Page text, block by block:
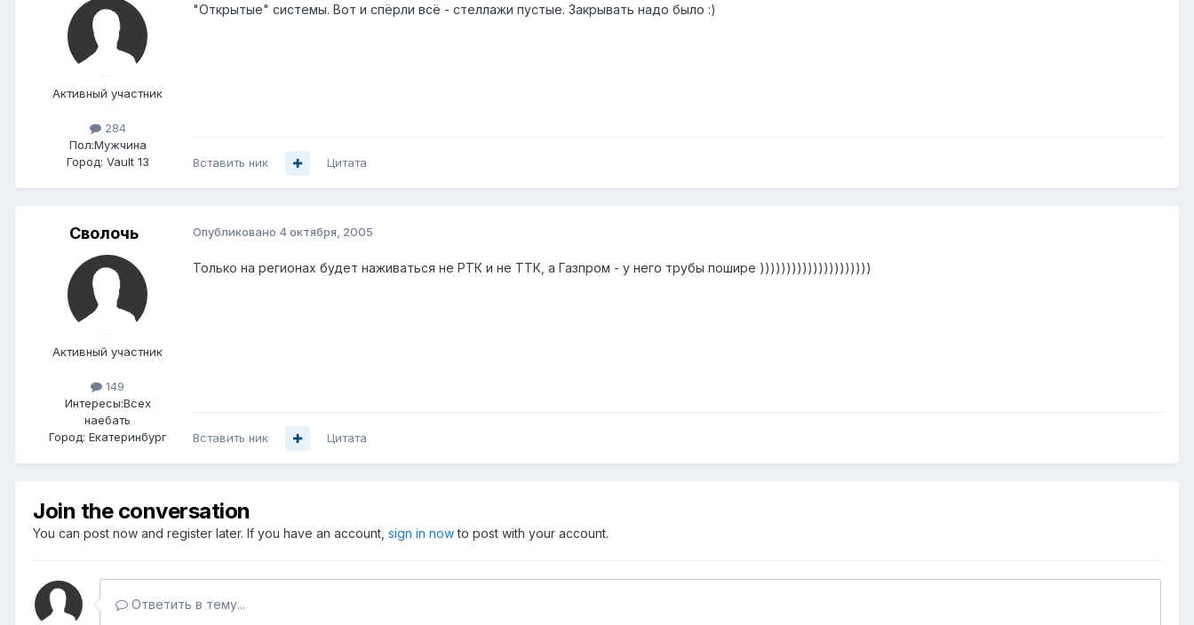
Активный участник
284
Пол:Мужчина
Город: Vault 13
"Открытые" системы. Вот и спёрли всё - стеллажи пустые. Закрывать надо было :)
Вставить ник Цитата
Сволочь
Активный участник
149
Интересы:Всех
наебать
Город: Екатеринбург
Опубликовано 4 октября, 2005
Только на регионах будет наживаться не РТК и не ТТК, а Газпром - у него трубы пошире )))))))))))))))))))))
Вставить ник Цитата
Join the conversation
You can post now and register later. If you have an account, sign in nowto post with your account.
Ответить в тему...